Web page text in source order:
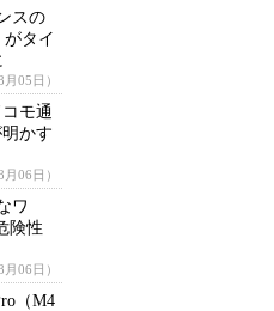
スの
がタイ
月05日）
モ通
かす
月06日）
ワ
険性
月06日）
（M4